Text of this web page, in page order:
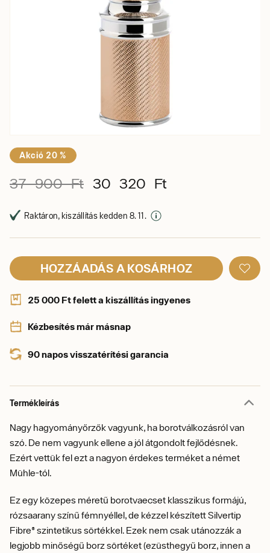
Akció 20 %
37 900 Ft 30 320 Ft
Raktáron, kiszállítás kedden 8. 11.
HOZZÁADÁS A KOSÁRHOZ
25 000 Ft felett a kiszállítás ingyenes
Kézbesítés már másnap
90 napos visszatérítési garancia
Termékleírás
Nagy hagyományőrzők vagyunk, ha borotválkozásról van
szó. De nem vagyunk ellene a jól átgondolt fejlődésnek.
Ezért vettük fel ezt a nagyon érdekes terméket a német
Mühle-tól.
Ez egy közepes méretű borotvaecset klasszikus formájú,
rózsaarany színű fémnyéllel, de kézzel készített Silvertip
Fibre® szintetikus sörtékkel. Ezek nem csak utánozzák a
legjobb minőségű borz sörtéket (ezüsthegyű borz, innen a